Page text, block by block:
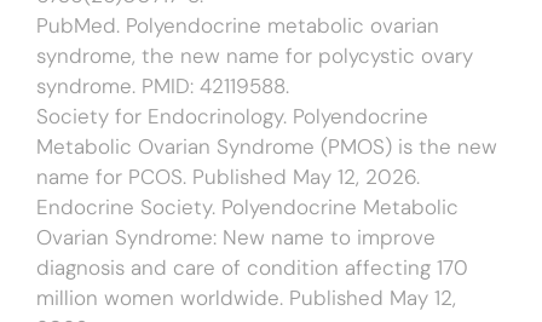
PubMed. Polyendocrine metabolic ovarian
syndrome, the new name for polycystic ovary
syndrome. PMID: 42119588.
Society for Endocrinology. Polyendocrine
Metabolic Ovarian Syndrome (PMOS) is the new
name for PCOS. Published May 12, 2026.
Endocrine Society. Polyendocrine Metabolic
Ovarian Syndrome: New name to improve
diagnosis and care of condition affecting 170
million women worldwide. Published May 12,